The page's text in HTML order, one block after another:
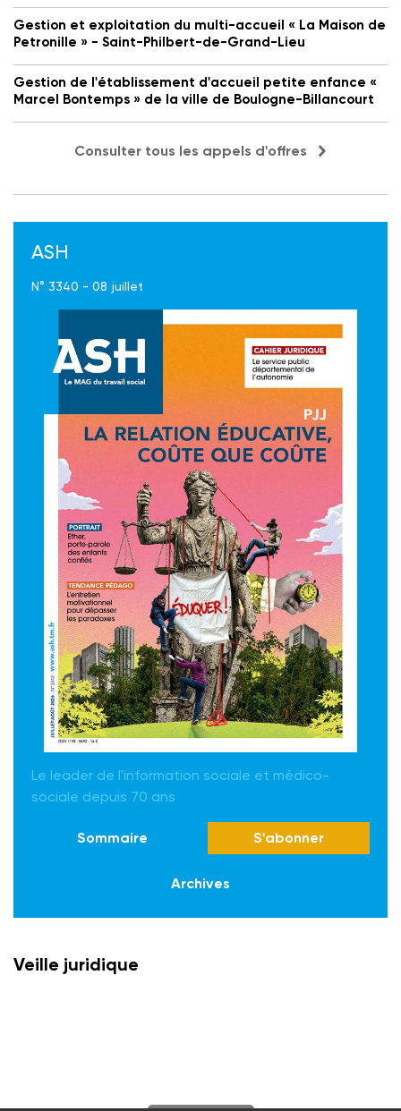
Gestion et exploitation du multi-accueil « La Maison de
Petronille » - Saint-Philbert-de-Grand-Lieu
Gestion de l'établissement d'accueil petite enfance «
Marcel Bontemps » de la ville de Boulogne-Billancourt
Consulter tous les appels d'offres
ASH
N° 3340 - 08 juillet
Le leader de l'information sociale et médico-
sociale depuis 70 ans
Sommaire S'abonner
Archives
Veille juridique